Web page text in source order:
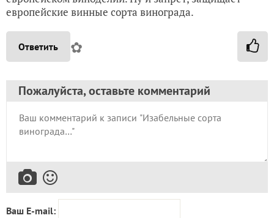
европейские винные сорта винограда.
Ответить ✿
Пожалуйста, оставьте комментарий
Ваш E-mail: